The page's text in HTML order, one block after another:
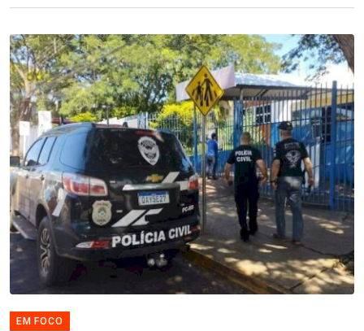
EM FOCO